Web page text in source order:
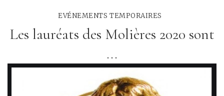
EVÉNEMENTS TEMPORAIRES
Les lauréats des Molières 2020 sont
...